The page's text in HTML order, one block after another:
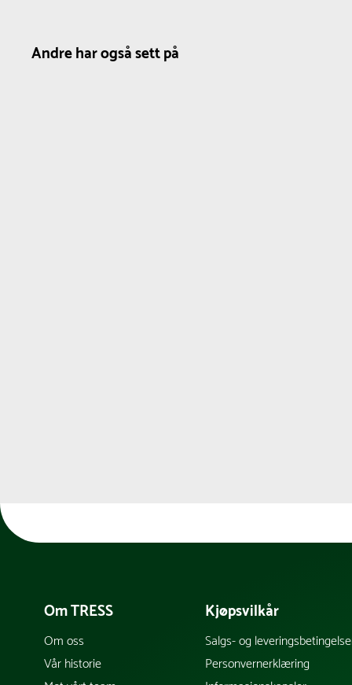
Andre har også sett på
Om TRESS
Om oss
Vår historie
Kjøpsvilkår
Salgs- og
Personvernerklæring